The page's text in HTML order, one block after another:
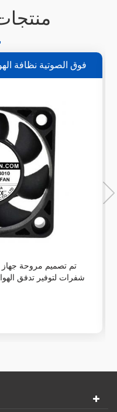
فوق الصوتية نظافة
شفرات لتوفير تدفق